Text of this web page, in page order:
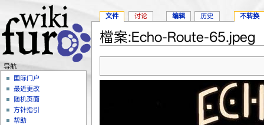
檔案:Echo-Route-65.jpeg
文件 讨论 编辑 历史 不转换
导航
国际门户
最近更改
随机页面
方针指引
帮助